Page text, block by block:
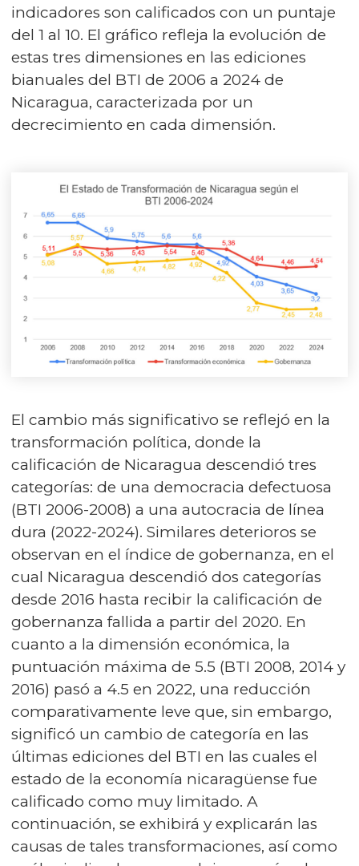
indicadores son calificados con un puntaje
del 1 al 10. El gráfico refleja la evolución de
estas tres dimensiones en las ediciones
bianuales del BTI de 2006 a 2024 de
Nicaragua, caracterizada por un
decrecimiento en cada dimensión.
El cambio más significativo se reflejó en la
transformación política, donde la
calificación de Nicaragua descendió tres
categorías: de una democracia defectuosa
(BTI 2006-2008) a una autocracia de línea
dura (2022-2024). Similares deterioros se
observan en el índice de gobernanza, en el
cual Nicaragua descendió dos categorías
desde 2016 hasta recibir la calificación de
gobernanza fallida a partir del 2020. En
cuanto a la dimensión económica, la
puntuación máxima de 5.5 (BTI 2008, 2014 y
2016) pasó a 4.5 en 2022, una reducción
comparativamente leve que, sin embargo,
significó un cambio de categoría en las
últimas ediciones del BTI en las cuales el
estado de la economía nicaragüense fue
calificado como muy limitado. A
continuación, se exhibirá y explicarán las
causas de tales transformaciones, así como